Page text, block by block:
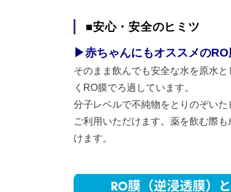
■安心・安全のヒミツ
▶赤ちゃんにもオススメの
そのまま飲んでも安全な水を原水
くRO膜でろ過しています。
分子レベルで不純物をとりのぞい
ご利用いただけます。薬を飲む際
けます。